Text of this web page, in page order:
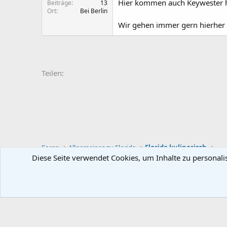
Beiträge
13
Ort
Bei Berlin
Hier kommen auch Keywester
Wir gehen immer gern hierher
Teilen:
Foren Allgemeines zu Florida Florida kulinarisch
Diese Seite verwendet Cookies, um Inhalte zu